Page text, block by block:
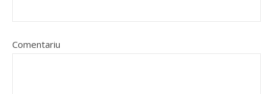
Comentariu